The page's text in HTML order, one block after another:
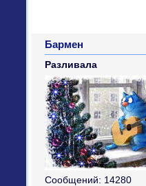
Бармен
Разливала
Сообщений: 14280